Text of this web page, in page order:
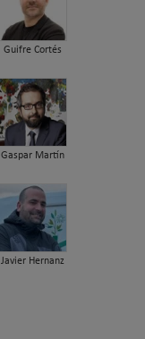
Guifre Cortés
Gaspar Martín
Javier Hernanz